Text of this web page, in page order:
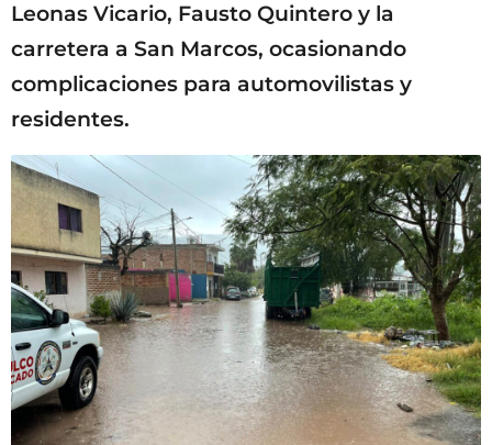
Leonas Vicario, Fausto Quintero y la
carretera a San Marcos, ocasionando
complicaciones para automovilistas y
residentes.